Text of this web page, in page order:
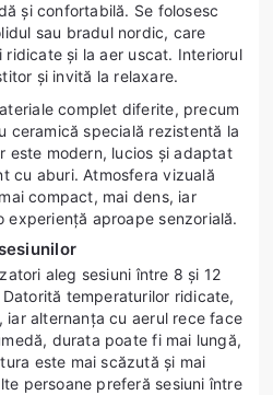
și confortabilă. Se folosesc
sau bradul nordic, care
și la aer uscat. Interiorul
și invită la relaxare.
complet diferite, precum
ceramică specială rezistentă la
este modern, lucios și adaptat
cu aburi. Atmosfera vizuală
compact, mai dens, iar
experiență aproape senzorială.
aleg sesiuni între 8 și 12
temperaturilor ridicate,
alternanța cu aerul rece face
durata poate fi mai lungă,
este mai scăzută și mai
persoane preferă sesiuni între